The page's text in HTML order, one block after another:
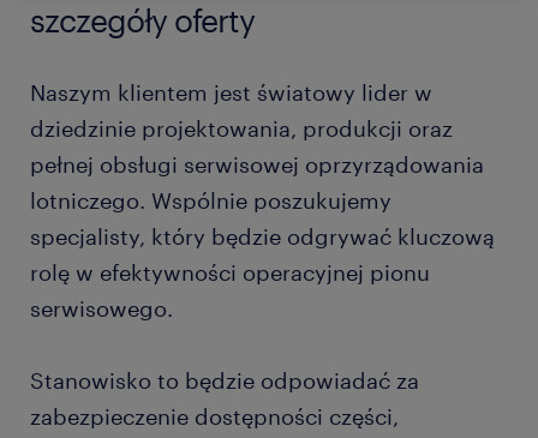
szczegóły oferty
Naszym klientem jest światowy lider w
dziedzinie projektowania, produkcji oraz
pełnej obsługi serwisowej oprzyrządowania
lotniczego. Wspólnie poszukujemy
specjalisty, który będzie odgrywać kluczową
rolę w efektywności operacyjnej pionu
serwisowego.
Stanowisko to będzie odpowiadać za
zabezpieczenie dostępności części,